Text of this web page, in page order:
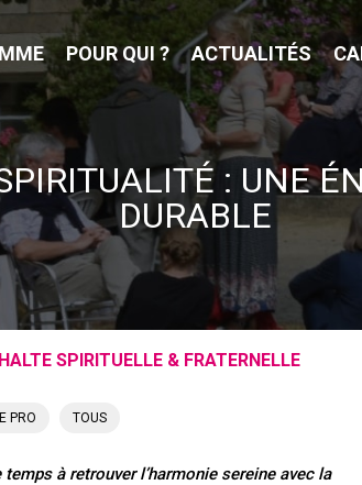
POUR QUI ? ACTUALITÉS
: UNE
DURABLE
HALTE SPIRITUELLE & FRATERNELLE
PRO TOUS
à retrouver l’harmonie sereine avec la